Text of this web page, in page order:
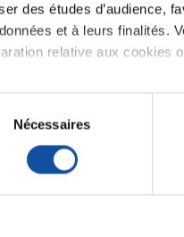
des études d’audience,
et à leurs finalités.
relative aux cookies
le permettez, nous
Collecter des
digitales).
. Vous pouvez
Nécessaires
poumon, de la